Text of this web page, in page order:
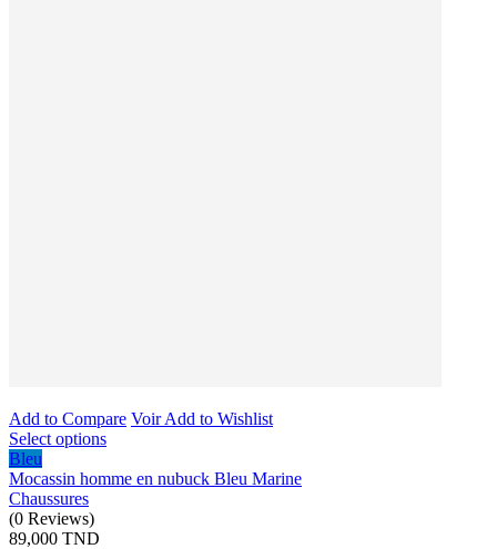
Add to Compare VoirAdd to Wishlist
Select options
Bleu
Mocassin homme en nubuck Bleu Marine
Chaussures
(0 Reviews)
89,000 TND